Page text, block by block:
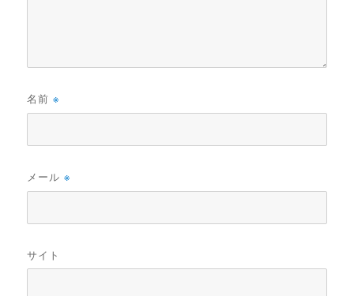
名前※
メール※
サイト